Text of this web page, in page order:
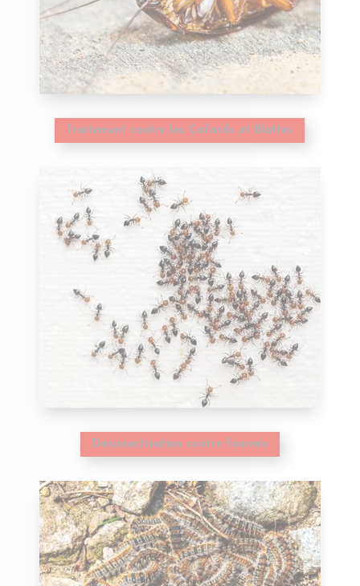
Traitement contre les Cafards et Blattes
Désinsectisation contre fourmis